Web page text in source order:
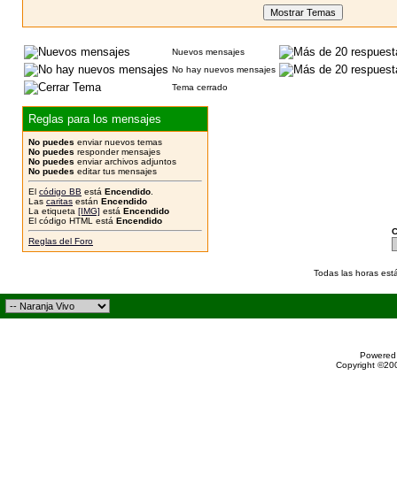
Nuevos mensajes
No hay nuevos mensajes
Tema cerrado
Reglas para los mensajes
No puedes enviar nuevos temas
No puedes responder mensajes
No puedes enviar archivos adjuntos
No puedes editar tus mensajes
El código BB está Encendido
Las caritas están Encendido
La etiqueta [IMG] está Encendido
El código HTML está Encendido
Reglas del Foro
Todas las horas
Copyright